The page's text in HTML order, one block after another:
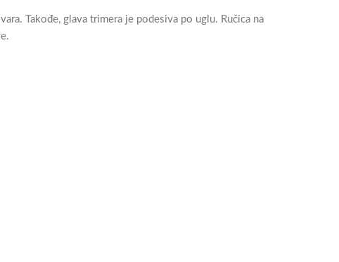
Takođe, glava trimera je podesiva po uglu. Ručica na